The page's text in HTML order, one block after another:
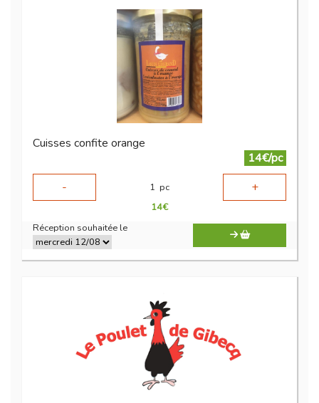
Cuisses confite orange
14€/pc
-
1 pc +
14€
Réception souhaitée le